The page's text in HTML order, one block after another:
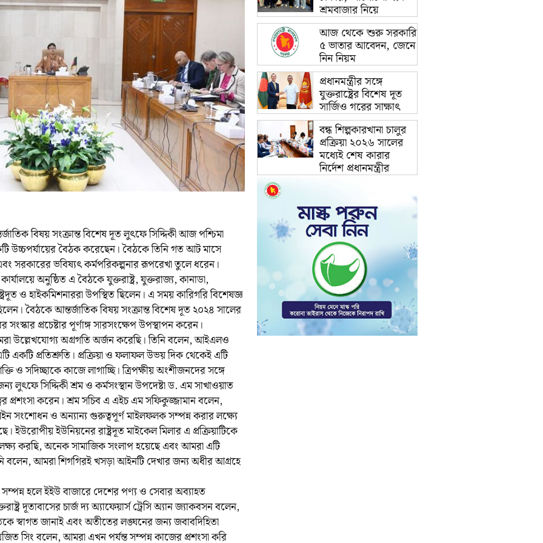
বিষয় সংক্রান্ত বিশেষ দূত লুৎফে সিদ্দিকী আজ পশ্চিমা
উচ্চপর্যায়ের বৈঠক করেছেন। বৈঠকে তিনি গত আট মাসে
সরকারের ভবিষ্যৎ কর্মপরিকল্পনার রূপরেখা তুলে ধরেন।
অনুষ্ঠিত এ বৈঠকে যুক্তরাষ্ট্র, যুক্তরাজ্য, কানাডা,
ও হাইকমিশনাররা উপস্থিত ছিলেন। এ সময় কারিগরি বিশেষজ্ঞ
বৈঠকে আন্তর্জাতিক বিষয় সংক্রান্ত বিশেষ দূত ২০২৪ সালের
প্রচেষ্টার পূর্ণাঙ্গ সারসংক্ষেপ উপস্থাপন করেন।
উল্লেখযোগ্য অগ্রগতি অর্জন করেছি। তিনি বলেন, আইএলও
একটি প্রতিশ্রুতি। প্রক্রিয়া ও ফলাফল উভয় দিক থেকেই এটি
ও সদিচ্ছাকে কাজে লাগাচ্ছি। ত্রিপক্ষীয় অংশীজনদের সঙ্গে
সিদ্দিকী শ্রম ও কর্মসংস্থান উপদেষ্টা ড. এম সাখাওয়াত
প্রশংসা করেন। শ্রম সচিব এ এইচ এম সফিকুজ্জামান বলেন,
সংশোধন ও অন্যান্য গুরুত্বপূর্ণ মাইলফলক সম্পন্ন করার লক্ষ্যে
ইউরোপীয় ইউনিয়নের রাষ্ট্রদূত মাইকেল মিলার এ প্রক্রিয়াটিকে
করছি, অনেক সামাজিক সংলাপ হয়েছে এবং আমরা এটি
বলেন, আমরা শিগগিরই খসড়া আইনটি দেখার জন্য অধীর আগ্রহে
হলে ইইউ বাজারে দেশের পণ্য ও সেবার অব্যাহত
দূতাবাসের চার্জ দ্য অ্যাফেয়ার্স ট্রেসি অ্যান জ্যাকবসন বলেন,
স্বাগত জানাই এবং অতীতের লঙ্ঘনের জন্য জবাবদিহিতা
সিং বলেন, আমরা এখন পর্যন্ত সম্পন্ন কাজের প্রশংসা করি
শ্রমবাজার নিয়ে
আজ থেকে শুরু সরকারি
৫ ভাতার আবেদন, জেনে
নিন নিয়ম
প্রধানমন্ত্রীর সঙ্গে
যুক্তরাষ্ট্রের বিশেষ দূত
সার্জিও গরের সাক্ষাৎ
বন্ধ শিল্পকারখানা চালুর
প্রক্রিয়া ২০২৬ সালের
মধ্যেই শেষ কারার
নির্দেশ প্রধানমন্ত্রীর